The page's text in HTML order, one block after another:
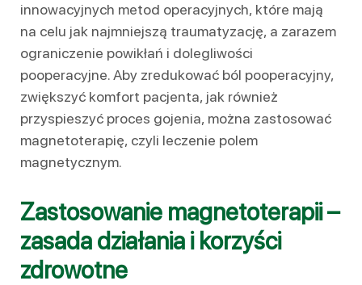
innowacyjnych metod operacyjnych, które mają
na celu jak najmniejszą traumatyzację, a zarazem
ograniczenie powikłań i dolegliwości
pooperacyjne. Aby zredukować ból pooperacyjny,
zwiększyć komfort pacjenta, jak również
przyspieszyć proces gojenia, można zastosować
magnetoterapię, czyli leczenie polem
magnetycznym.
Zastosowanie magnetoterapii –
zasada działania i korzyści
zdrowotne